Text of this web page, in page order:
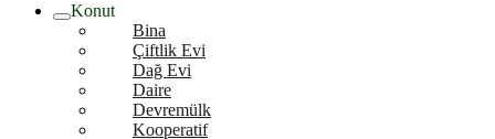
Konut
Bina
Çiftlik Evi
Dağ Evi
Daire
Devremülk
Kooperatif